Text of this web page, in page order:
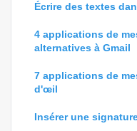
Écrire des textes
4 applications de
alternatives à Gmail
7 applications de
d'œil
Insérer une